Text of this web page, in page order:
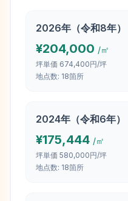
2026年（令和8年）
¥204,000 /㎡
坪単価 674,400円/坪
地点数: 18箇所
2024年（令和6年）
¥175,444 /㎡
坪単価 580,000円/坪
地点数: 18箇所